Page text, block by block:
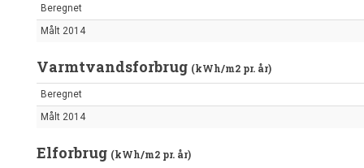
Beregnet
Målt 2014
Varmtvandsforbrug (kWh/m2 pr. år)
Beregnet
Målt 2014
Elforbrug (kWh/m2 pr. år)